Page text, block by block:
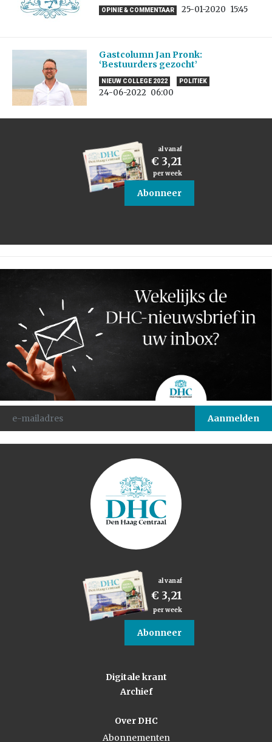
OPINIE & COMMENTAAR 25-01-2020 15:45
Gastcolumn Jan Pronk:
‘Bestuurders gezocht’
NIEUW COLLEGE 2022 POLITIEK
24-06-2022 06:00
al vanaf
€ 3,21
per week
Abonneer
al vanaf
€ 3,21
per week
Abonneer
Digitale krant
Archief
Over DHC
Abonnementen